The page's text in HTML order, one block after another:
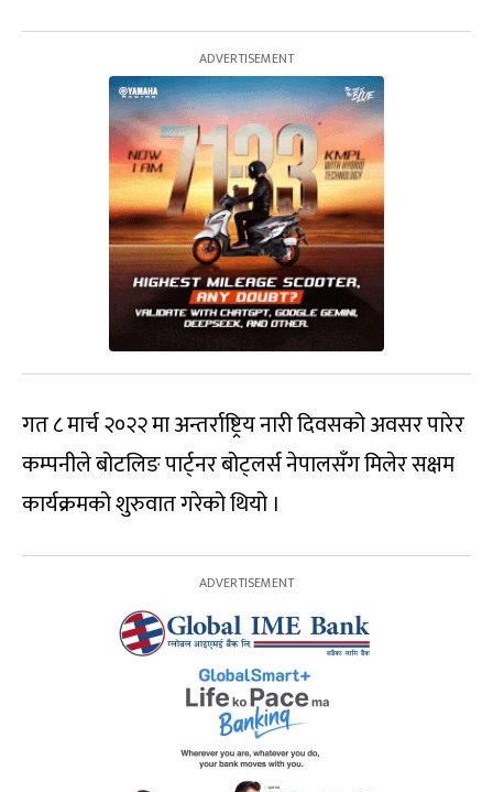
गत ८ मार्च २०२२ मा अन्तर्राष्ट्रिय नारी दिवसको अवसर पारेर
कम्पनीले बोटलिङ पार्ट्नर बोट्लर्स नेपालसँग मिलेर सक्षम
कार्यक्रमको शुरुवात गरेको थियो ।